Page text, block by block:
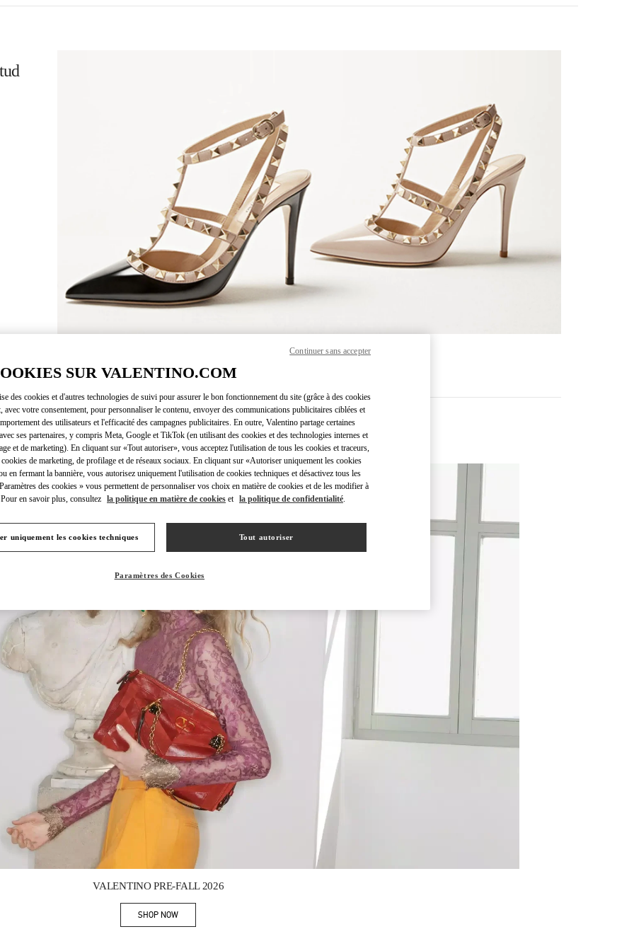
DÉCOUVRIR PLUS
Link Opens in New Tab
NOUVEAUTÉS
VALENTINO PRE-FALL 2026
SHOP NOWLink Opens in New Tab
SUR VALENTINO.COM
des cookies et d'autres technologies de suivi pour assurer le bon fonctionnement du site (grâce à des cookies
avec votre consentement, pour personnaliser le contenu, envoyer des communications publicitaires ciblées et
des utilisateurs et l'efficacité des campagnes publicitaires. En outre, Valentino partage certaines
ses partenaires, y compris Meta, Google et TikTok (en utilisant des cookies et des technologies internes et
et de marketing). En cliquant sur «Tout autoriser», vous acceptez l'utilisation de tous les cookies et traceurs,
de marketing, de profilage et de réseaux sociaux. En cliquant sur «Autoriser uniquement les cookies
en fermant la bannière, vous autorisez uniquement l'utilisation de cookies techniques et désactivez tous les
des cookies » vous permettent de personnaliser vos choix en matière de cookies et de les modifier à
en savoir plus, consultez la politique en matière de cookies et la politique de confidentialité.
uniquement les cookies techniques Tout autoriser
Paramètres des Cookies
Continuer sans accepter